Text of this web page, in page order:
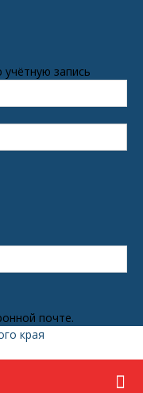
запись
почте.
края